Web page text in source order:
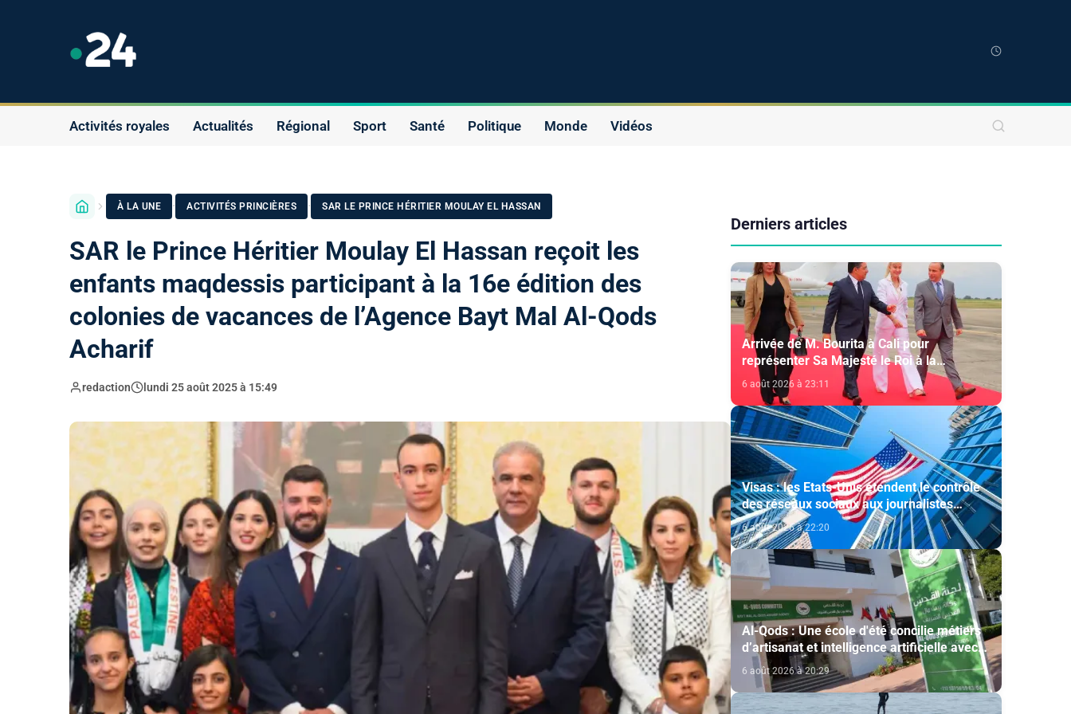
Activités royales Actualités Régional Sport Santé Politique Monde Vidéos
À LA UNE · ACTIVITÉS PRINCIÈRES · SAR LE PRINCE HÉRITIER MOULAY EL HASSAN
SAR le Prince Héritier Moulay El Hassan reçoit les
enfants maqdessis participant à la 16e édition des
colonies de vacances de l’Agence Bayt Mal Al-Qods
Acharif
redaction lundi 25 août 2025 à 15:49
Derniers articles
Arrivée de M. Bourita à Cali pour
représenter Sa Majesté le Roi à la
cérémonie d'investiture du nouveau
président colombien
6 août 2026 à 23:11
Visas : les Etats-Unis étendent le contrôle
des réseaux sociaux aux journalistes
étrangers
6 août 2026 à 22:20
Al-Qods : Une école d'été concilie métiers
d’artisanat et intelligence artificielle avec
le soutien de l'Agence Bayt Mal Al-Qods
Acharif
6 août 2026 à 20:29